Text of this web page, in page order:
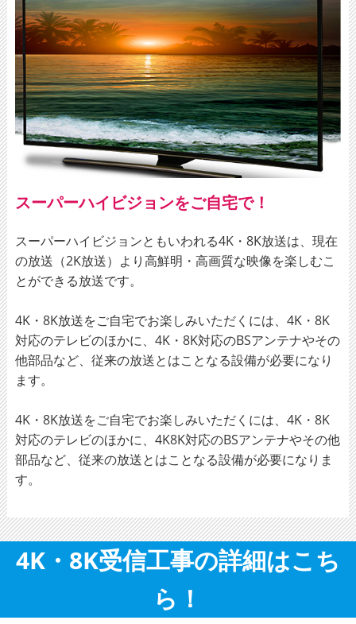
スーパーハイビジョンをご自宅で！
スーパーハイビジョンともいわれる4K・8K放送は、現在
の放送（2K放送）より高鮮明・高画質な映像を楽しむこ
とができる放送です。
4K・8K放送をご自宅でお楽しみいただくには、4K・8K
対応のテレビのほかに、4K・8K対応のBSアンテナやその
他部品など、従来の放送とはことなる設備が必要になり
ます。
4K・8K放送をご自宅でお楽しみいただくには、4K・8K
対応のテレビのほかに、4K8K対応のBSアンテナやその他
部品など、従来の放送とはことなる設備が必要になりま
す。
4K・8K受信工事の詳細はこち
ら！